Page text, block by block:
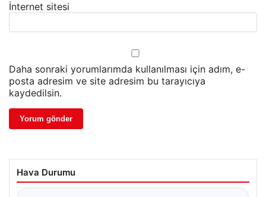
İnternet sitesi
Daha sonraki yorumlarımda kullanılması için adım, e-
posta adresim ve site adresim bu tarayıcıya
kaydedilsin.
Hava Durumu